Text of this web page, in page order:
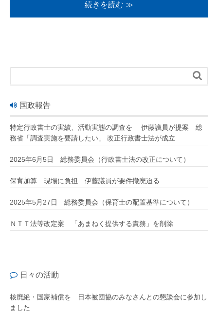
続きを読む ≫

国政報告
特定行政書士の実績、活動実態の調査を 伊藤議員が提案 総
務省「調査実施を要請したい」 改正行政書士法が成立
2025年6月5日 総務委員会（行政書士法の改正について）
保育加算 現場に負担 伊藤議員が要件撤廃迫る
2025年5月27日 総務委員会（保育士の配置基準について）
ＮＴＴ法等改定案 「あまねく提供する責務」を削除
日々の活動
核廃絶・国家補償を 日本被団協のみなさんとの懇談会に参加し
ました